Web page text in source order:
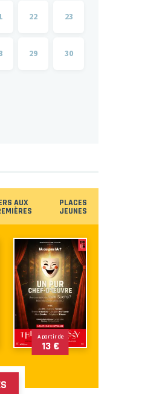
22 23
29 30
AUX
PLACES
JEUNES
À partir de
13 €